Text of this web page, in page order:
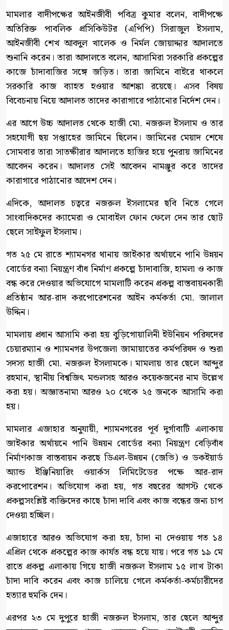
মামলার বাদীপক্ষের আইনজীবী পবিত্র কুমার বলেন, বাদীপক্ষে
অতিরিক্ত পাবলিক প্রসিকিউটর (এপিপি) সিরাজুল ইসলাম,
আইনজীবী শেখ আবদুল খালেক ও নির্মল জোয়াদ্দার আদালতে
শুনানি করেন। তারা আদালতে বলেন, আসামিরা সরকারি প্রকল্পের
কাজে চাঁদাবাজির সঙ্গে জড়িত। তারা জামিনে বাইরে থাকলে
সরকারি কাজ ব্যাহত হওয়ার আশঙ্কা রয়েছে। এসব বিষয়
বিবেচনায় নিয়ে আদালত তাদের কারাগারে পাঠানোর নির্দেশ দেন।
এর আগে উচ্চ আদালত থেকে হাজী মো. নজরুল ইসলাম ও তার
সহযোগী ছয় সপ্তাহের জামিনে ছিলেন। জামিনের মেয়াদ শেষে
সোমবার তারা সাতক্ষীরার আদালতে হাজির হয়ে পুনরায় জামিনের
আবেদন করেন। আদালত সেই আবেদন নামঞ্জুর করে তাদের
কারাগারে পাঠানোর আদেশ দেন।
এদিকে, আদালত চত্বরে নজরুল ইসলামের ছবি নিতে গেলে
সাংবাদিকদের ক্যামেরা ও মোবাইল ফোন ফেলে দেন তার ছোট
ছেলে সাইফুল ইসলাম।
গত ২৫ মে রাতে শ্যামনগর থানায় জাইকার অর্থায়নে পানি উন্নয়ন
বোর্ডের বন্যা নিয়ন্ত্রণ বাঁধ নির্মাণ প্রকল্পে চাঁদাবাজি, হামলা ও কাজ
বন্ধ করে দেওয়ার অভিযোগে মামলাটি করেন প্রকল্প বাস্তবায়নকারী
প্রতিষ্ঠান আর-রাদ করপোরেশনের আইন কর্মকর্তা মো. জালাল
উদ্দিন।
মামলায় প্রধান আসামি করা হয় বুড়িগোয়ালিনী ইউনিয়ন পরিষদের
চেয়ারম্যান ও শ্যামনগর উপজেলা জামায়াতের কর্মপরিষদ ও শুরা
সদস্য হাজী মো. নজরুল ইসলামকে। মামলায় তার ছেলে আব্দুর
রহমান, স্থানীয় বিশ্বজিৎ মন্ডলসহ আরও কয়েকজনের নাম উল্লেখ
করা হয়। অজ্ঞাতনামা আরও ২০ থেকে ২৫ জনকে আসামি করা
হয়।
মামলার এজাহার অনুযায়ী, শ্যামনগরের পূর্ব দুর্গাবাটি এলাকায়
জাইকার অর্থায়নে পানি উন্নয়ন বোর্ডের বন্যা নিয়ন্ত্রণ বেড়িবাঁধ
নির্মাণকাজ বাস্তবায়ন করছে ডিএল-উন্নয়ন (জেভি) ও ডকইয়ার্ড
অ্যান্ড ইঞ্জিনিয়ারিং ওয়ার্কস লিমিটেডের পক্ষে আর-রাদ
করপোরেশন। অভিযোগ করা হয়, গত বছরের আগস্ট থেকে
প্রকল্পসংশ্লিষ্ট ব্যক্তিদের কাছে চাঁদা দাবি এবং কাজ বন্ধের জন্য চাপ
দেওয়া হচ্ছিল।
এজাহারে আরও অভিযোগ করা হয়, চাঁদা না দেওয়ায় গত ১৪
এপ্রিল থেকে প্রকল্পের কাজ কার্যত বন্ধ হয়ে যায়। পরে গত ১৯ মে
রাতে প্রকল্প এলাকায় গিয়ে হাজী নজরুল ইসলাম ১৫ লাখ টাকা
চাঁদা দাবি করেন এবং কাজ চালিয়ে গেলে কর্মকর্তা-কর্মচারীদের
হত্যার হুমকি দেন।
এরপর ২৩ মে দুপুরে হাজী নজরুল ইসলাম, তার ছেলে আব্দুর